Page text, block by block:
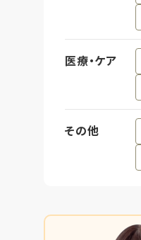
医療・ケア
その他